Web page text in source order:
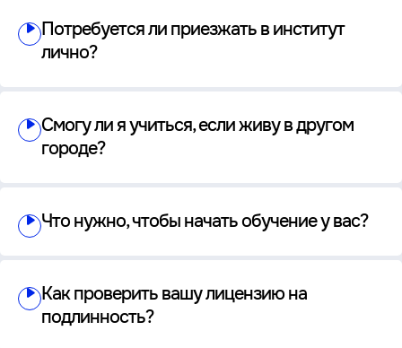
Потребуется ли приезжать в институт
лично?
Смогу ли я учиться, если живу в другом
городе?
Что нужно, чтобы начать обучение у вас?
Как проверить вашу лицензию на
подлинность?